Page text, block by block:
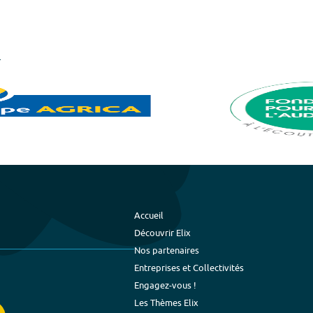
Accueil
Découvrir Elix
Nos partenaires
Entreprises et Collectivités
Engagez-vous !
Les Thèmes Elix